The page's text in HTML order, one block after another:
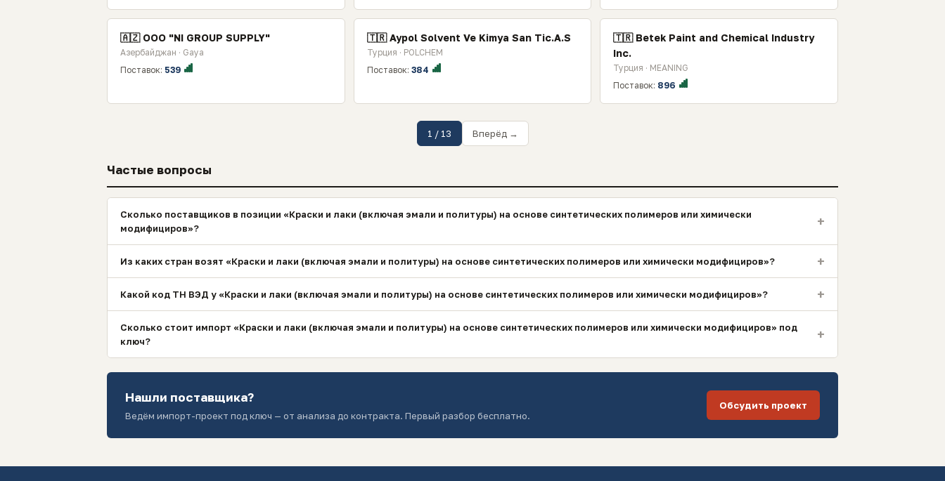
🇦🇿 ООО "NI GROUP SUPPLY"
Азербайджан · Gaya
Поставок: 539
🇹🇷 Aypol Solvent Ve Kimya San Tic.A.S
Турция · POLCHEM
Поставок: 384
🇹🇷 Betek Paint and Chemical Industry
Inc.
Турция · MEANING
Поставок: 896
1 / 13 Вперёд →
Частые вопросы
Сколько поставщиков в позиции «Краски и лаки (включая эмали и политуры) на основе синтетических полимеров или химически
модифициров»?
+
Из каких стран возят «Краски и лаки (включая эмали и политуры) на основе синтетических полимеров или химически модифициров»? +
Какой код ТН ВЭД у «Краски и лаки (включая эмали и политуры) на основе синтетических полимеров или химически модифициров»? +
Сколько стоит импорт «Краски и лаки (включая эмали и политуры) на основе синтетических полимеров или химически модифициров» под
ключ?
+
Нашли поставщика?
Ведём импорт-проект под ключ — от анализа до контракта. Первый разбор бесплатно.
Обсудить проект